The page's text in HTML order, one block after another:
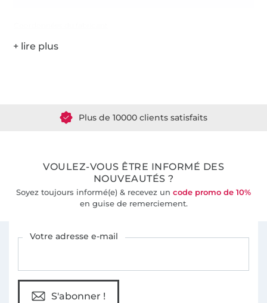
Plus de 10000 clients satisfaits
VOULEZ-VOUS ÊTRE INFORMÉ DES
NOUVEAUTÉS ?
Soyez toujours informé(e) & recevez un code promo de 10%
en guise de remerciement.
Votre adresse e-mail
S'abonner !